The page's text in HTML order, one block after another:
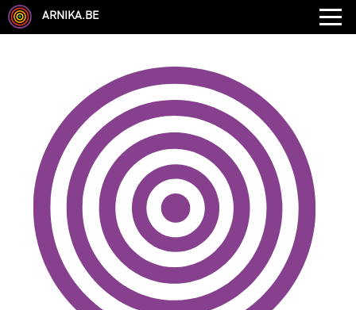
ARNIKA.BE
AUTRE COMPÉTENCE TYPE
LANGUES PARLÉES ÉCOLE
CHEVEUX TAILLE
CORPULENCE ANNÉE DE NAISSANCE